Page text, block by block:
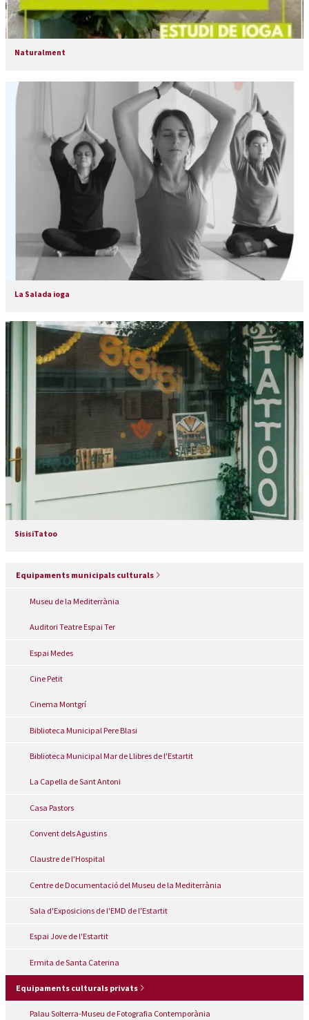
Naturalment
La Salada ioga
SisisiTatoo
Equipaments municipals culturals
Museu de la Mediterrània
Auditori Teatre Espai Ter
Espai Medes
Cine Petit
Cinema Montgrí
Biblioteca Municipal Pere Blasi
Biblioteca Municipal Mar de Llibres de l'Estartit
La Capella de Sant Antoni
Casa Pastors
Convent dels Agustins
Claustre de l'Hospital
Centre de Documentació del Museu de la Mediterrània
Sala d'Exposicions de l'EMD de l'Estartit
Espai Jove de l'Estartit
Ermita de Santa Caterina
Equipaments culturals privats
Palau Solterra-Museu de Fotografia Contemporània